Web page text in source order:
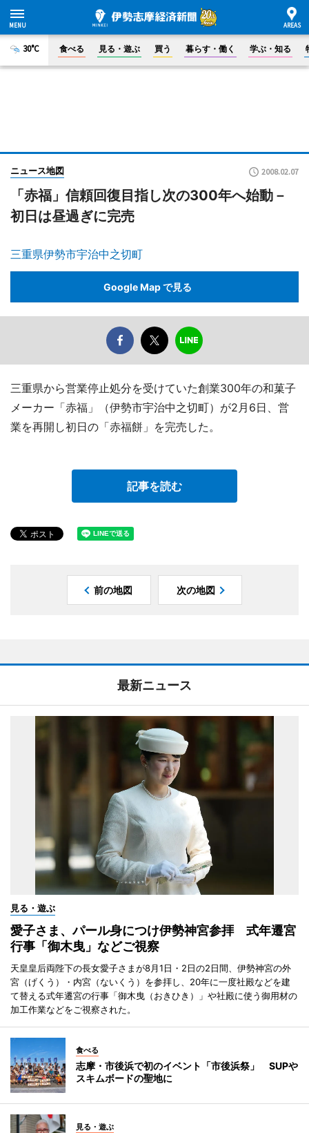
30°C 食べる 見る・遊ぶ 買う 暮らす・働く 学ぶ・知る
ニュース地図 2008.02.07
「赤福」信頼回復目指し次の300年へ始動－
初日は昼過ぎに完売
三重県伊勢市宇治中之切町
Google Map で見る
三重県から営業停止処分を受けていた創業300年の和菓子
メーカー「赤福」（伊勢市宇治中之切町）が2月6日、営
業を再開し初日の「赤福餅」を完売した。
記事を読む
前の地図 次の地図
最新ニュース
見る・遊ぶ
愛子さま、パール身につけ伊勢神宮参拝 式年遷宮
行事「御木曳」などご視察
天皇皇后両陛下の長女愛子さまが8月1日・2日の2日間、伊勢神宮の外
宮（げくう）・内宮（ないくう）を参拝し、20年に一度社殿などを建
て替える式年遷宮の行事「御木曳（おきひき）」や社殿に使う御用材の
加工作業などをご視察された。
食べる
志摩・市後浜で初のイベント「市後浜祭」 SUPや
スキムボードの聖地に
見る・遊ぶ